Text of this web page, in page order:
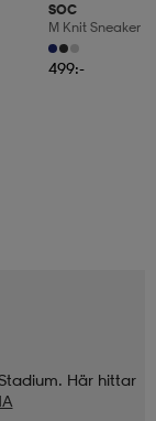
SOC
M Knit Sneaker
499:-
Här hittar